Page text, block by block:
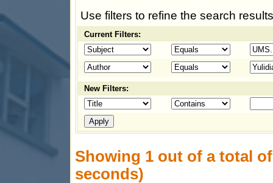
Use filters to refine the search
Current Filters:
New Filters:
Showing 1 out of a total
seconds)